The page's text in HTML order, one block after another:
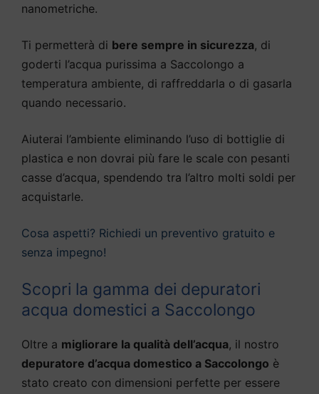
nanometriche.
Ti permetterà di bere sempre in sicurezza, di
goderti l’acqua purissima a Saccolongo a
temperatura ambiente, di raffreddarla o di gasarla
quando necessario.
Aiuterai l’ambiente eliminando l’uso di bottiglie di
plastica e non dovrai più fare le scale con pesanti
casse d’acqua, spendendo tra l’altro molti soldi per
acquistarle.
Cosa aspetti? Richiedi un preventivo gratuito e
senza impegno!
Scopri la gamma dei depuratori
acqua domestici a Saccolongo
Oltre a migliorare la qualità dell’acqua, il nostro
depuratore d’acqua domestico a Saccolongo è
stato creato con dimensioni perfette per essere